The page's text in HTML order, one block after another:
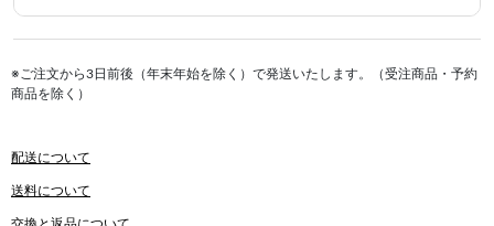
※ご注文から3日前後（年末年始を除く）で発送いたします。（受注商品・予約
商品を除く）
配送について
送料について